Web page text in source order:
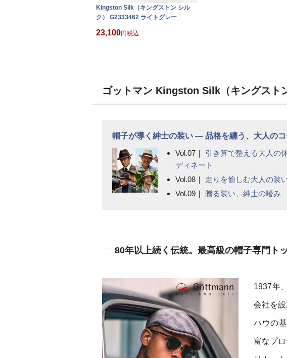
Kingston Silk（キングストン シル
ク） G2333462 ライトグレー
23,100 税込
ゴットマン Kingston Silk（キングス
帽子が導く紳士の装い ― 品格を纏う、大人の
Vol.07｜ 引き算で整える大人の
ディネート
Vol.08｜ 走りを愉しむ大人の装
Vol.09｜ 贈る装い、紳士の嗜み
80年以上続く伝統。最高級の帽子専門ト
1937年
会社を
ハウの
富なプ